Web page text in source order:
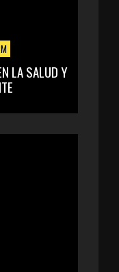
LA SALUD Y